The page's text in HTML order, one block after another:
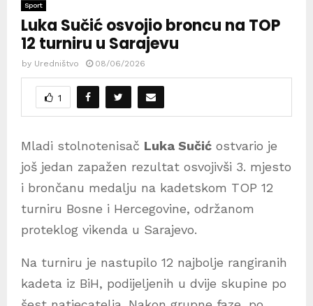
Sport
Luka Sučić osvojio broncu na TOP
12 turniru u Sarajevu
by Uredništvo 08/06/2026
1
Mladi stolnotenisač Luka Sučić ostvario je
još jedan zapažen rezultat osvojivši 3. mjesto
i brončanu medalju na kadetskom TOP 12
turniru Bosne i Hercegovine, održanom
proteklog vikenda u Sarajevo.
Na turniru je nastupilo 12 najbolje rangiranih
kadeta iz BiH, podijeljenih u dvije skupine po